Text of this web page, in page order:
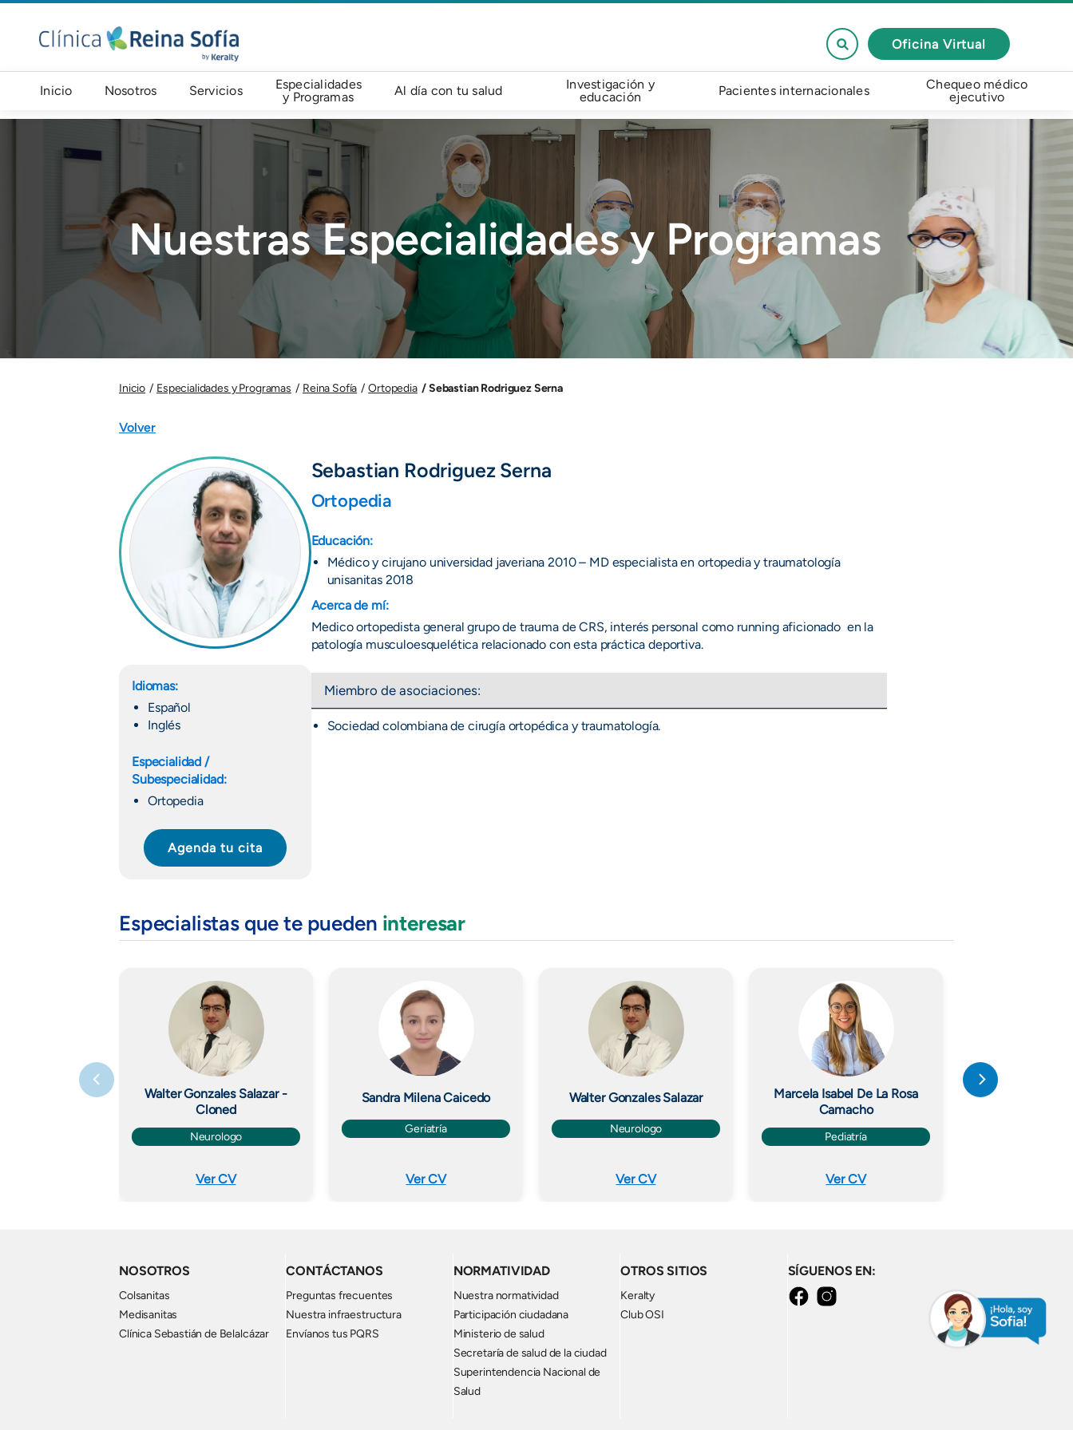
Pasar al contenido principal
Oficina Virtual
Navegación principal
Inicio Nosotros Servicios
Especialidades
y Programas
Al día con tu salud
Investigación y
educación
Pacientes internacionales
Chequeo médico
ejecutivo
Nuestras Especialidades y Programas
Inicio Especialidades y Programas Reina Sofía Ortopedia Sebastian Rodriguez Serna
Volver
Idiomas:
Español
Inglés
Especialidad /
Subespecialidad:
Ortopedia
Agenda tu cita
Sebastian Rodriguez Serna
Ortopedia
Educación:
Médico y cirujano universidad javeriana 2010 – MD especialista en ortopedia y traumatología
unisanitas 2018
Acerca de mí:
Medico ortopedista general grupo de trauma de CRS, interés personal como running aficionado en la
patología musculoesquelética relacionado con esta práctica deportiva.
Miembro de asociaciones:
Sociedad colombiana de cirugía ortopédica y traumatología.
Especialistas que te pueden interesar
Imagen
Walter Gonzales Salazar -
Cloned
Neurologo
Ver CV
Imagen
Sandra Milena Caicedo
Geriatría
Ver CV
Imagen
Walter Gonzales Salazar
Neurologo
Ver CV
Imagen
Marcela Isabel De La Rosa
Camacho
Pediatría
Ver CV
Carlos Andrés
NOSOTROS
Colsanitas
Medisanitas
Clínica Sebastián de Belalcázar
CONTÁCTANOS
Preguntas frecuentes
Nuestra infraestructura
Envíanos tus PQRS
NORMATIVIDAD
Nuestra normatividad
Participación ciudadana
Ministerio de salud
Secretaría de salud de la ciudad
Superintendencia Nacional de
Salud
OTROS SITIOS
Keralty
Club OSI
SÍGUENOS EN:
facebookinstagram